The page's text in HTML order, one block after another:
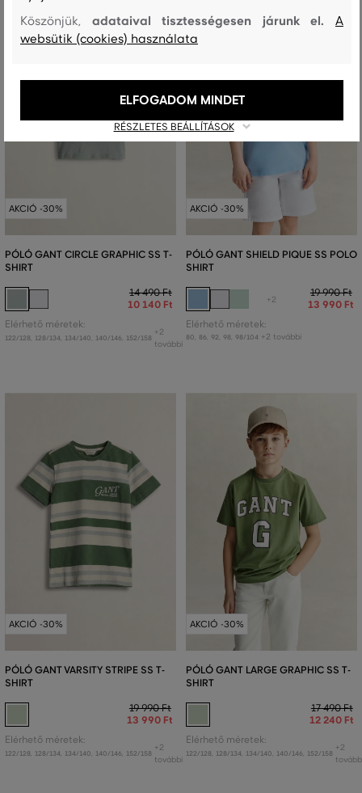
AKCIÓ -30%
PÓLÓ GANT CIRCLE GRAPHIC SS T-
SHIRT
14 490 Ft
10 140 Ft
Elérhető méretek:
122/128 128/134 134/140 140/146 152/158
+2
további
AKCIÓ -30%
PÓLÓ GANT SHIELD PIQUE SS POLO
SHIRT
+2
19 990 Ft
13 990 Ft
Elérhető méretek:
80 86 92 98 98/104 +2 további
AKCIÓ -30%
PÓLÓ GANT VARSITY STRIPE SS T-
SHIRT
19 990 Ft
13 990 Ft
Elérhető méretek:
122/128 128/134 134/140 140/146 152/158
+2
további
AKCIÓ -30%
PÓLÓ GANT LARGE GRAPHIC SS T-
SHIRT
17 490 Ft
12 240 Ft
Elérhető méretek:
122/128 128/134 134/140 140/146 152/158
+2
Köszönjük, adataival tisztességesen járunk el.A
websütik (cookies) használata
RÉSZLETES BEÁLLÍTÁSOK
ELFOGADOM MINDET